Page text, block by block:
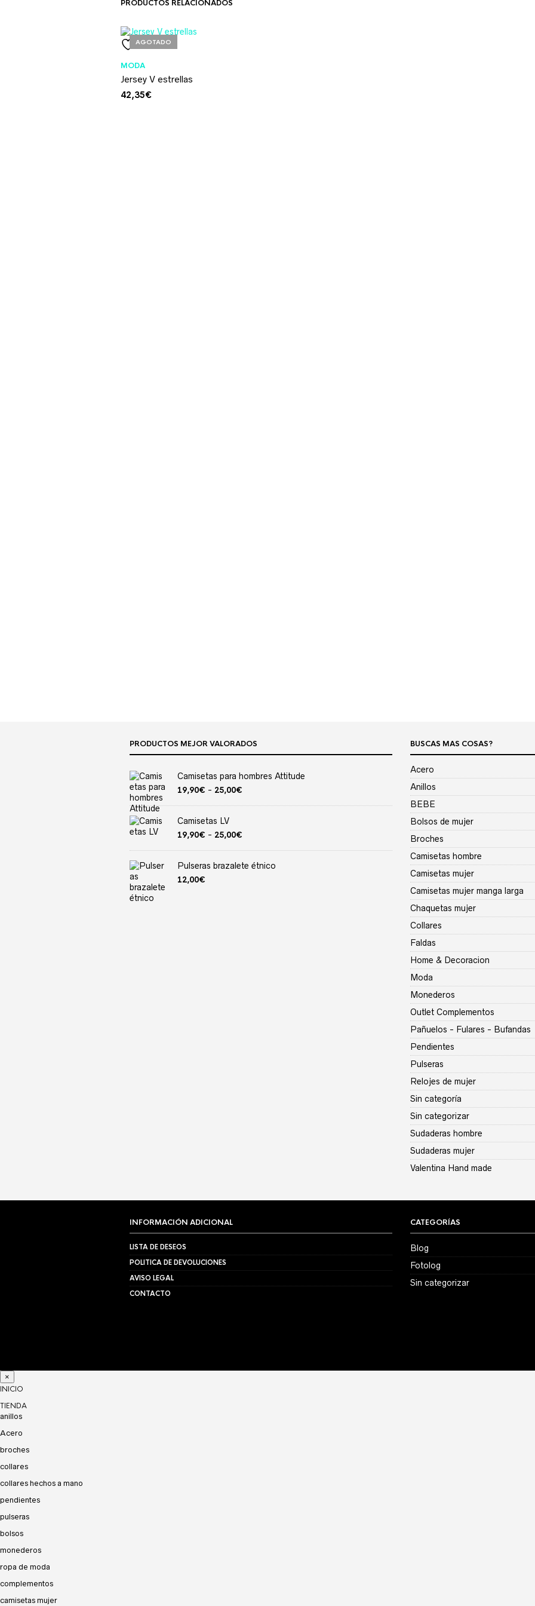
PRODUCTOS RELACIONADOS
AGOTADO
MODA
Jersey V estrellas
42,35€
PRODUCTOS MEJOR VALORADOS
Camisetas para hombres Attitude
19,90€ - 25,00€
25,00€
Camisetas LV
19,90€ - 25,00€
desde
Pulseras brazalete étnico
12,00€
BUSCAS MAS COSAS?
Acero
Anillos
BEBE
Bolsos de mujer
Broches
Camisetas hombre
Camisetas mujer
Camisetas mujer manga larga
Chaquetas mujer
Collares
Faldas
Home & Decoracion
Moda
Monederos
Outlet Complementos
Pañuelos - Fulares - Bufandas
Pendientes
Pulseras
Relojes de mujer
Sin categoría
Sin categorizar
Sudaderas hombre
Sudaderas mujer
Valentina Hand made
INFORMACIÓN ADICIONAL
LISTA DE DESEOS
POLITICA DE DEVOLUCIONES
AVISO LEGAL
CONTACTO
CATEGORÍAS
Blog
Fotolog
Sin categorizar
×
INICIO
TIENDA
anillos
Acero
broches
collares
collares hechos a mano
pendientes
pulseras
bolsos
monederos
ropa de moda
complementos
camisetas mujer